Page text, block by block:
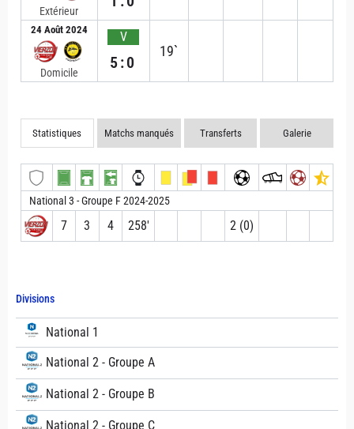
Divisions
National 1
National 2 - Groupe A
National 2 - Groupe B
National 2 - Groupe C
Extérieur
24 Août 2024
Domicile
V
5:0
19`
Statistiques Matchs manqués Transferts Galerie
National 3 - Groupe F 2024-2025
7 3 4 258′ 2 (0)